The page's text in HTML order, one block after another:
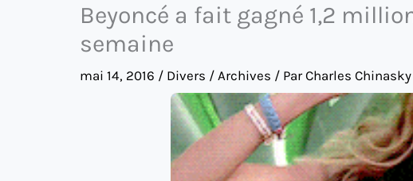
Beyoncé a fait gagné 1,2
semaine
mai 14, 2016 / Divers / Archives / ParCharles Chinasky